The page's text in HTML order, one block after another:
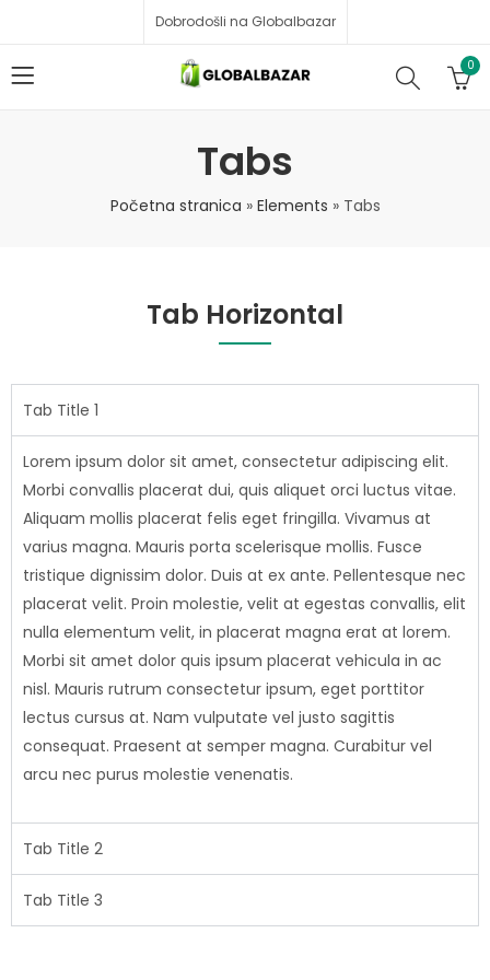
Dobrodošli na Globalbazar
0
Tabs
Početna stranica » Elements » Tabs
Tab Horizontal
Tab Title 1
Lorem ipsum dolor sit amet, consectetur adipiscing elit.
Morbi convallis placerat dui, quis aliquet orci luctus vitae.
Aliquam mollis placerat felis eget fringilla. Vivamus at
varius magna. Mauris porta scelerisque mollis. Fusce
tristique dignissim dolor. Duis at ex ante. Pellentesque nec
placerat velit. Proin molestie, velit at egestas convallis, elit
nulla elementum velit, in placerat magna erat at lorem.
Morbi sit amet dolor quis ipsum placerat vehicula in ac
nisl. Mauris rutrum consectetur ipsum, eget porttitor
lectus cursus at. Nam vulputate vel justo sagittis
consequat. Praesent at semper magna. Curabitur vel
arcu nec purus molestie venenatis.
Tab Title 2
Tab Title 3